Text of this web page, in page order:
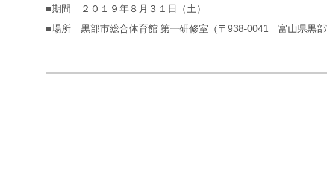
■期間 ２０１９年８月３１日（土）
■場所 黒部市総合体育館 第一研修室（〒938-0041 富山県黒部